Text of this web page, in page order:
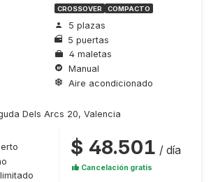
CROSSOVER COMPACTO
5 plazas
5 puertas
4 maletas
Manual
Aire acondicionado
Dels Arcs 20, Valencia
$ 48.501 / día
Cancelación gratis